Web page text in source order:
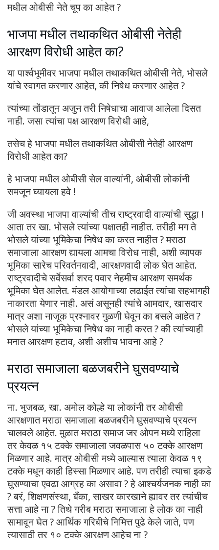
मधील ओबीसी नेते चूप का आहेत ?
भाजपा मधील तथाकथित ओबीसी नेतेही
आरक्षण विरोधी आहेत का?
या पार्श्वभूमीवर भाजपा मधील तथाकथित ओबीसी नेते, भोसले
यांचे स्वागत करणार आहेत, की निषेध करणार आहेत ?
त्यांच्या तोंडातून अजुन तरी निषेधाचा आवाज आलेला दिसत
नाही. जसा त्यांचा पक्ष आरक्षण विरोधी आहे,
तसेच हे भाजपा मधील तथाकथित ओबीसी नेतेही आरक्षण
विरोधी आहेत का?
हे भाजपा मधील ओबीसी सेल वाल्यांनी, ओबीसी लोकांनी
समजून घ्यायला हवे !
जी अवस्था भाजपा वाल्यांची तीच राष्ट्रवादी वाल्यांची सुद्धा !
आता तर खा. भोसले त्यांच्या पक्षातही नाहीत. तरीही मग ते
भोसले यांच्या भूमिकेचा निषेध का करत नाहीत ? मराठा
समाजाला आरक्षण द्यायला आमचा विरोध नाही, अशी व्यापक
भूमिका सारेच परिवर्तनवादी, आरक्षणवादी लोक घेत आहेत.
राष्ट्रवादीचे सर्वेसर्वा शरद पवार नेहमीच आरक्षण समर्थक
भूमिका घेत आलेत. मंडल आयोगाच्या लढाईत त्यांचा सहभागही
नाकारता येणार नाही. असं असूनही त्यांचे आमदार, खासदार
मात्र अशा नाजूक प्रश्नावर गुळणी घेवून का बसले आहेत ?
भोसले यांच्या भूमिकेचा निषेध का नाही करत ? की त्यांच्याही
मनात आरक्षण हटाव, अशी अशीच भावना आहे ?
मराठा समाजाला बळजबरीने घुसवण्याचे
प्रयत्न
ना. भुजबळ, खा. अमोल कोल्हे या लोकांनी तर ओबीसी
आरक्षणात मराठा समाजाला बळजबरीने घुसवण्याचे प्रयत्न
चालवले आहेत. मुळात मराठा समाज जर ओपन मध्ये राहिला
तर केवळ १५ टक्के समाजाला जवळपास ५० टक्के आरक्षण
मिळणार आहे. मात्र ओबीसी मध्ये आल्यास त्याला केवळ १९
टक्के मधून काही हिस्सा मिळणार आहे. पण तरीही त्याचा इकडे
घुसण्याचा एवढा आग्रह का असावा ? हे आश्चर्यजनक नाही का
? बरं, शिक्षणसंस्था, बँका, साखर कारखाने ह्यावर तर त्यांचीच
सत्ता आहे ना ? तिथे गरीब मराठा समाजाला हे लोक का नाही
सामावून घेत ? आर्थिक गरिबीचे निमित्त पुढे केले जाते, पण
त्यासाठी तर १० टक्के आरक्षण आहेच ना ?